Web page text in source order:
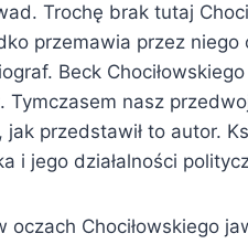
Trochę brak tutaj
przemawia przez
Beck
Tymczasem nasz
przedstawił to autor.
i jego działalności
Chociłowskiego